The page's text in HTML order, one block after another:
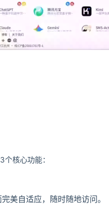
核心功能：
美自适应，随时随地访问。